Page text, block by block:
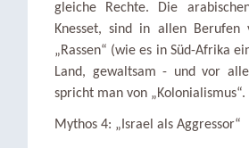
gleiche Rechte. Die
Knesset, sind in allen Berufen
„Rassen“ (wie es in Süd-Afrika
Land, gewaltsam - und vor
spricht man von
Mythos 4: „Israel als Aggressor“